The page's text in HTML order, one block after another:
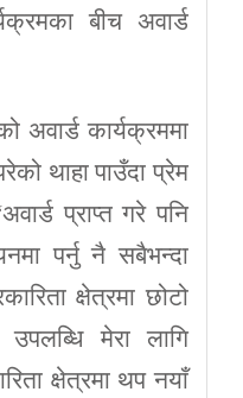
बीच अवार्ड
अवार्ड कार्यक्रममा
थाहा पाउँदा प्रेम
प्राप्त गरे पनि
पर्नु नै सबैभन्दा
क्षेत्रमा छोटो
मेरा लागि
क्षेत्रमा थप नयाँ